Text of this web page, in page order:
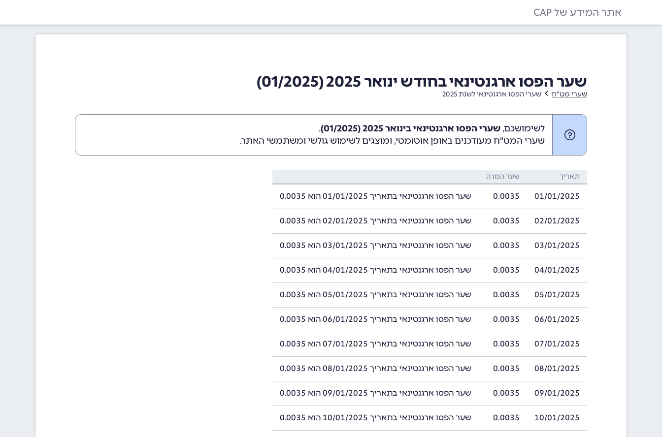
אתר המידע של CAP
שער הפסו ארגנטינאי בחודש ינואר 2025 (01/2025)
שערי מט"ח שערי הפסו ארגנטינאי לשנת 2025
לשימושכם, שערי הפסו ארגנטינאי בינואר 2025 (01/2025)
.
שערי המט"ח מעודכנים באופן אוטומטי, ומוצגים לשימוש גולשי ומשתמשי האתר.
תאריך שער המרה
01/01/2025
0.0035 שער הפסו ארגנטינאי בתאריך 01/01/2025 הוא 0.0035
02/01/2025
0.0035 שער הפסו ארגנטינאי בתאריך 02/01/2025 הוא 0.0035
03/01/2025
0.0035 שער הפסו ארגנטינאי בתאריך 03/01/2025 הוא 0.0035
04/01/2025
0.0035 שער הפסו ארגנטינאי בתאריך 04/01/2025 הוא 0.0035
05/01/2025
0.0035 שער הפסו ארגנטינאי בתאריך 05/01/2025 הוא 0.0035
06/01/2025
0.0035 שער הפסו ארגנטינאי בתאריך 06/01/2025 הוא 0.0035
07/01/2025
0.0035 שער הפסו ארגנטינאי בתאריך 07/01/2025 הוא 0.0035
08/01/2025
0.0035 שער הפסו ארגנטינאי בתאריך 08/01/2025 הוא 0.0035
09/01/2025
0.0035 שער הפסו ארגנטינאי בתאריך 09/01/2025 הוא 0.0035
10/01/2025
0.0035 שער הפסו ארגנטינאי בתאריך 10/01/2025 הוא 0.0035